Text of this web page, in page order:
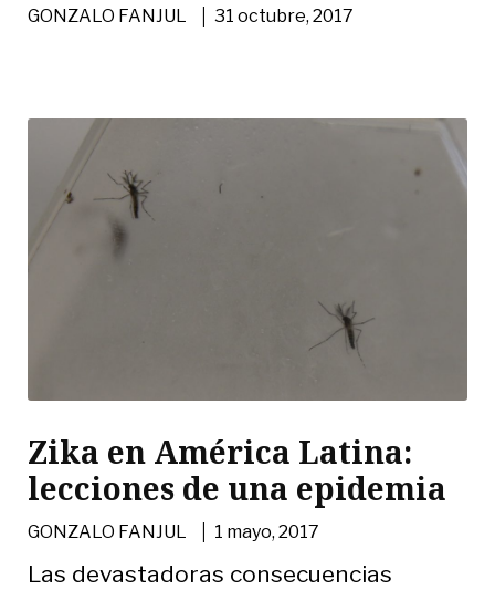
GONZALO FANJUL |31 octubre, 2017
Zika en América Latina:
lecciones de una epidemia
GONZALO FANJUL | 1 mayo, 2017
Las devastadoras consecuencias